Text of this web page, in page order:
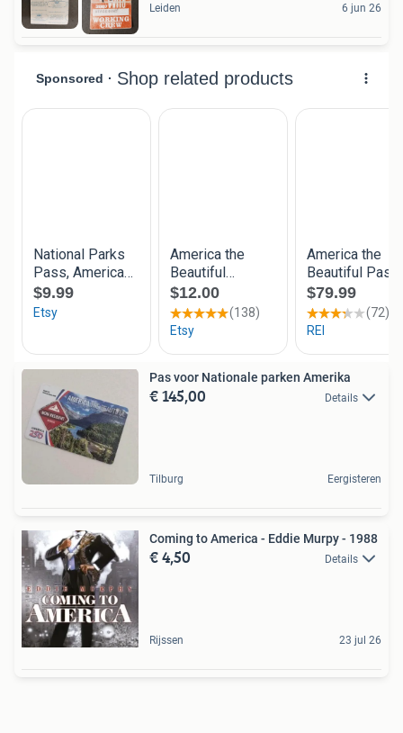
Leiden 6 jun 26
Pas voor Nationale parken Amerika
€ 145,00 Details
Tilburg Eergisteren
Coming to America - Eddie Murpy - 1988
€ 4,50 Details
Rijssen 23 jul 26